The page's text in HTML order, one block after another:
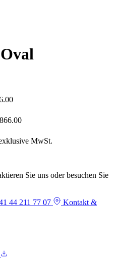
MwSt.
Sie uns oder besuchen Sie
44 211 77 07
Kontakt &